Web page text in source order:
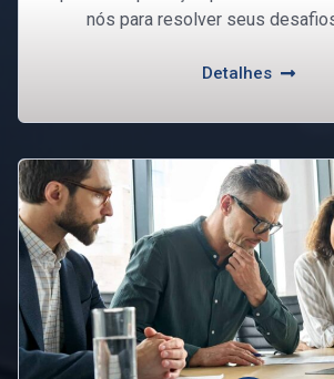
nós para resolver seus
Detalhes